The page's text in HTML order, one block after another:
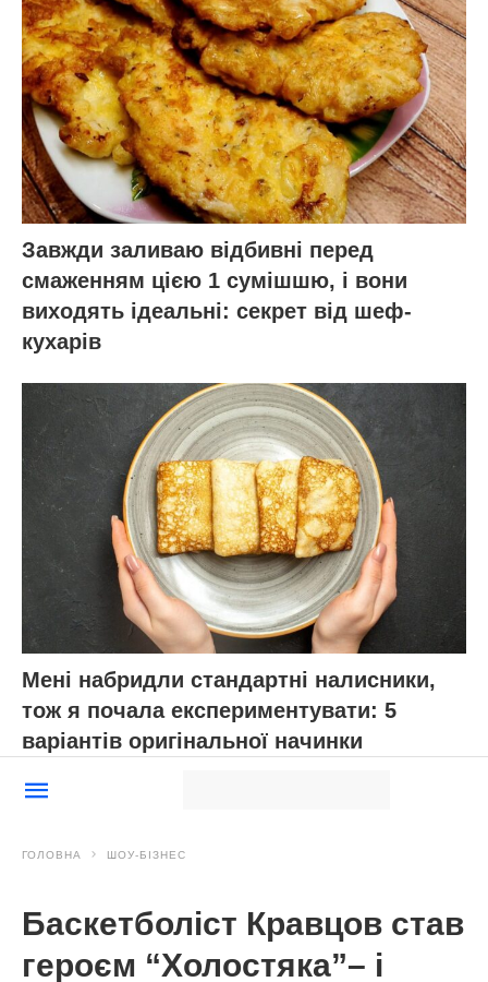
Завжди заливаю відбивні перед
смаженням цією 1 сумішшю, і вони
виходять ідеальні: секрет від шеф-
кухарів
Мені набридли стандартні налисники,
тож я почала експериментувати: 5
варіантів оригінальної начинки